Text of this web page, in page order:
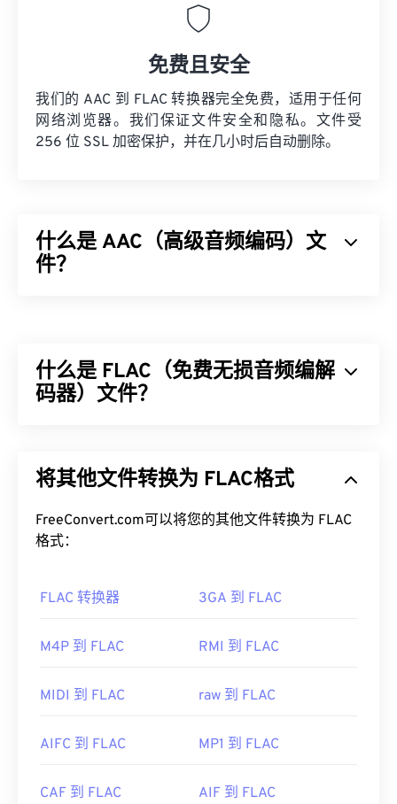
免费且安全
我们的 AAC 到 FLAC 转换器完全免费，适用于任何
网络浏览器。我们保证文件安全和隐私。文件受
256 位 SSL 加密保护，并在几小时后自动删除。
什么是 AAC（高级音频编码）文
件？
任天堂和PlayStation 的标准音频格式。ISO/IEC 将
AAC编解码器指定
如何打开 AAC 文件？
为了获得最佳效果，请使用VLC 媒体播放器打开
AAC 文件。此外，
此外，由于 AAC 文件通常用作视频游戏的音频文
如Nintendo 3DS Playstation 4。
有用的链接：
什么是 FLAC（免费无损音频编解
码器）文件？
音频质量或原始数据。FLAC 通过使用一种
将文
无损压缩。
打开 FLAC 文件的默认程序是VLC 媒体播放器
乐、兼容电话应用程序编程接口 (TAPI)，并且不受
此外，可以实现 FLAC 的
编解码器包括用于编码的
Audiocogs 。最后，正如名称中的“免费”一词所暗示
开发者： Xiph.Org 基金会
将其他文件转换为 FLAC格式
FreeConvert.com可以将您的其他文件转换为 FLAC
格式：
FLAC 转换器 3GA 到 FLAC
M4P 到 FLAC RMI 到 FLAC
MIDI 到 FLAC raw 到 FLAC
AIFC 到 FLAC MP1 到 FLAC
CAF 到 FLAC AIF 到 FLAC